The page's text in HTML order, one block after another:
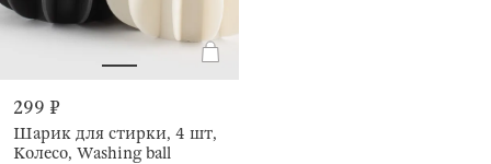
299 ₽
Шарик для стирки, 4 шт,
Колесо, Washing ball